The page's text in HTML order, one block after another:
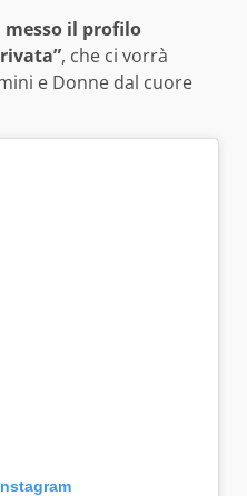
messo il profilo
, che ci vorrà
e Donne dal cuore